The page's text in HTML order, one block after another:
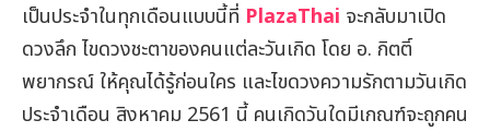
เป็นประจำในทุกเดือนแบบนี้ที่ PlazaThai จะกลับมาเปิด
ดวงลึก ไขดวงชะตาของคนแต่ละวันเกิด โดย อ. กิตติ์
พยากรณ์ ให้คุณได้รู้ก่อนใคร และไขดวงความรักตามวันเกิด
ประจำเดือน สิงหาคม 2561 นี้ คนเกิดวันใดมีเกณฑ์จะถูกคน